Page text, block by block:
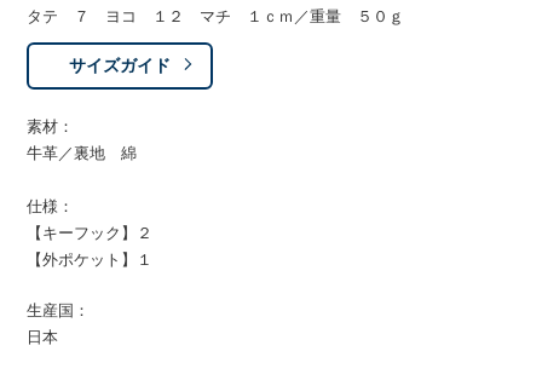
タテ ７ ヨコ １２ マチ １ｃｍ／重量 ５０ｇ
サイズガイド
素材：
牛革／裏地 綿
仕様：
【キーフック】２
【外ポケット】１
生産国：
日本